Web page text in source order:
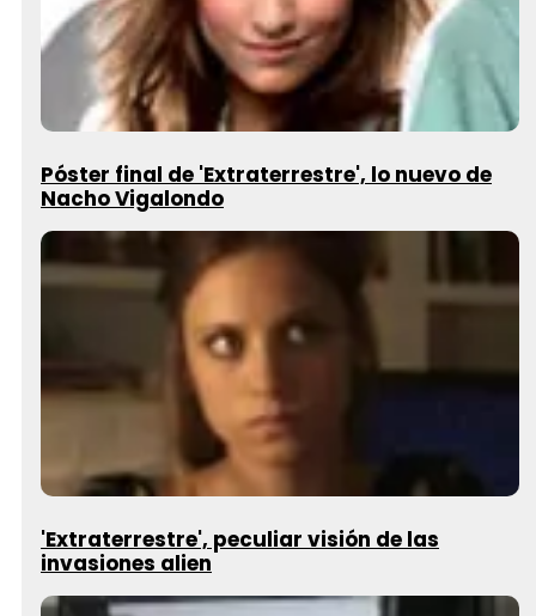
Póster final de 'Extraterrestre', lo nuevo de
Nacho Vigalondo
'Extraterrestre', peculiar visión de las
invasiones alien